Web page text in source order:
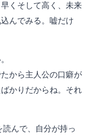
くそして高く、未来
んでみる。嘘だけ
たから主人公の口癖が
かりだからね。それ
読んで、自分が持っ